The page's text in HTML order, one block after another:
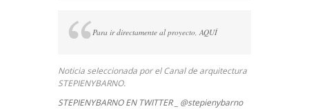
Para ir directamente al proyecto, AQUÍ
Noticia seleccionada por el Canal de arquitectura
STEPIENYBARNO.
STEPIENYBARNO EN TWITTER _ @stepienybarno